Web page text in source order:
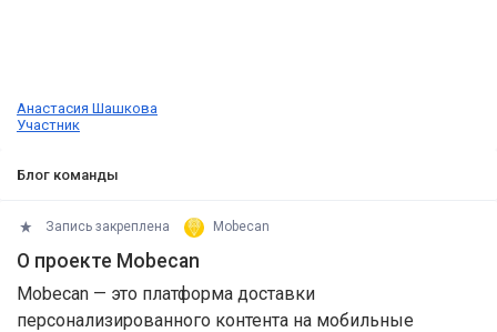
Анастасия Шашкова
Участник
Блог команды
Запись закреплена Mobecan
О проекте Mobecan
Mobecan — это платформа доставки
персонализированного контента на мобильные